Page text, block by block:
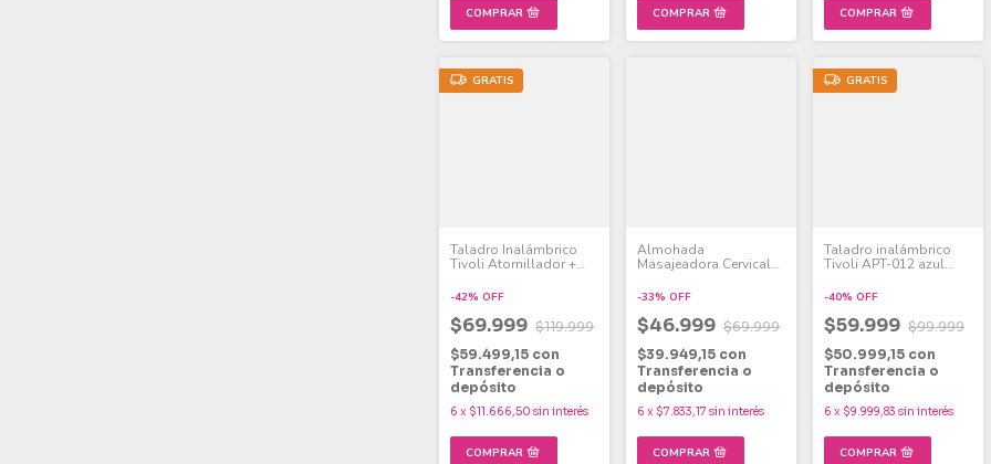
GRATIS
Taladro Inalámbrico
Tivoli Atornillador +
-42% OFF
$69.999 $119.999
$59.499,15 con
Transferencia o
depósito
6 x $11.666,50 sin interés
Almohada
Masajeadora Cervical
Negro
-33% OFF
$46.999 $69.999
$39.949,15 con
Transferencia o
depósito
6 x $7.833,17 sin interés
GRATIS
Taladro inalámbrico
Tivoli APT-012 azul
-40% OFF
$59.999 $99.999
$50.999,15 con
Transferencia o
depósito
6 x $9.999,83 sin interés